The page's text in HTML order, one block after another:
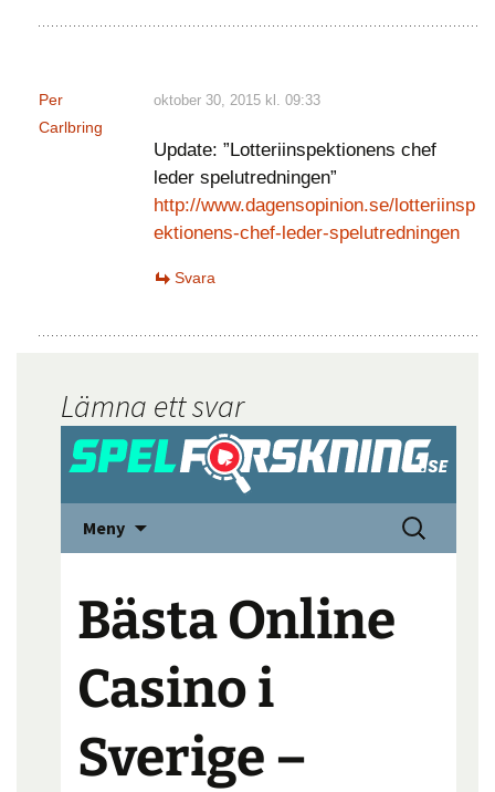
Per
Carlbring
oktober 30, 2015 kl. 09:33
Update: ”Lotteriinspektionens chef
leder spelutredningen”
http://www.dagensopinion.se/lotteriinsp
ektionens-chef-leder-spelutredningen
Svara
Lämna ett svar